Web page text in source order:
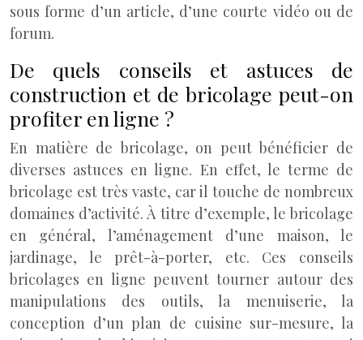
sous forme d’un article, d’une courte vidéo ou de
forum.
De quels conseils et astuces de
construction et de bricolage peut-on
profiter en ligne ?
En matière de bricolage, on peut bénéficier de
diverses astuces en ligne. En effet, le terme de
bricolage est très vaste, car il touche de nombreux
domaines d’activité. À titre d’exemple, le bricolage
en général, l’aménagement d’une maison, le
jardinage, le prêt-à-porter, etc. Ces conseils
bricolages en ligne peuvent tourner autour des
manipulations des outils, la menuiserie, la
conception d’un plan de cuisine sur-mesure, la